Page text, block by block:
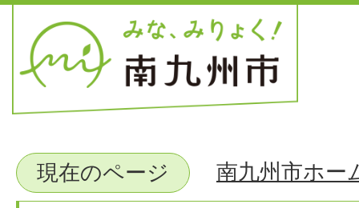
現在のページ 南九州市ホー